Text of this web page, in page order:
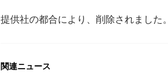
提供社の都合により、削除されました。
関連ニュース